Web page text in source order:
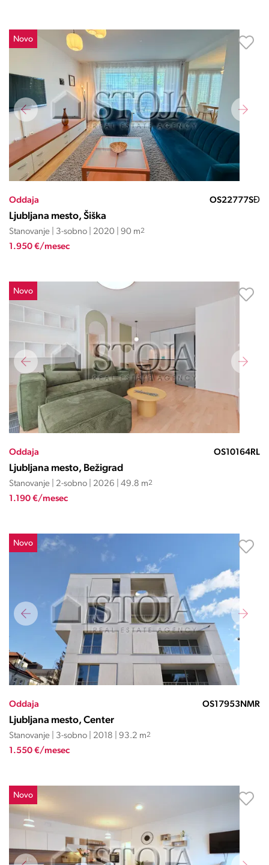
Novo
Oddaja OS22777SĐ
Ljubljana mesto, Šiška
Stanovanje | 3-sobno | 2020 | 90 m2
1.950 €/mesec
Novo
Oddaja OS10164RL
Ljubljana mesto, Bežigrad
Stanovanje | 2-sobno | 2026 | 49.8 m2
1.190 €/mesec
Novo
Oddaja OS17953NMR
Ljubljana mesto, Center
Stanovanje | 3-sobno | 2018 | 93.2 m2
1.550 €/mesec
Novo